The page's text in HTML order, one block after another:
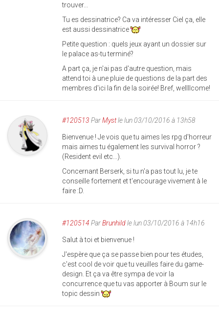
trouver...
Tu es dessinatrice? Ca va intéresser Ciel ça, elle
est aussi dessinatrice
Petite question : quels jeux ayant un dossier sur
le palace as-tu terminé?
A part ça, je n'ai pas d'autre question, mais
attend toi à une pluie de questions de la part des
membres d'ici la fin de la soirée! Bref, wellllcome!
#120513 ParMystle lun 03/10/2016 à 13h58
Bienvenue ! Je vois que tu aimes les rpg d'horreur
mais aimes tu également les survival horror ?
(Resident evil etc...).
Concernant Berserk, si tu n'a pas tout lu, je te
conseille fortement et t'encourage vivement à le
faire :D.
#120514 ParBrunhildle lun 03/10/2016 à 14h16
Salut à toi et bienvenue !
J'espère que ça se passe bien pour tes études,
c'est cool de voir que tu veuilles faire du game-
design. Et ça va être sympa de voir la
concurrence que tu vas apporter à Boum sur le
topic dessin